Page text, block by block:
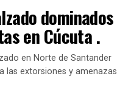
aprovechan el temor
pena en casa no en
dominados
en Cúcuta .
en Norte de Santander
las extorsiones y amenazas